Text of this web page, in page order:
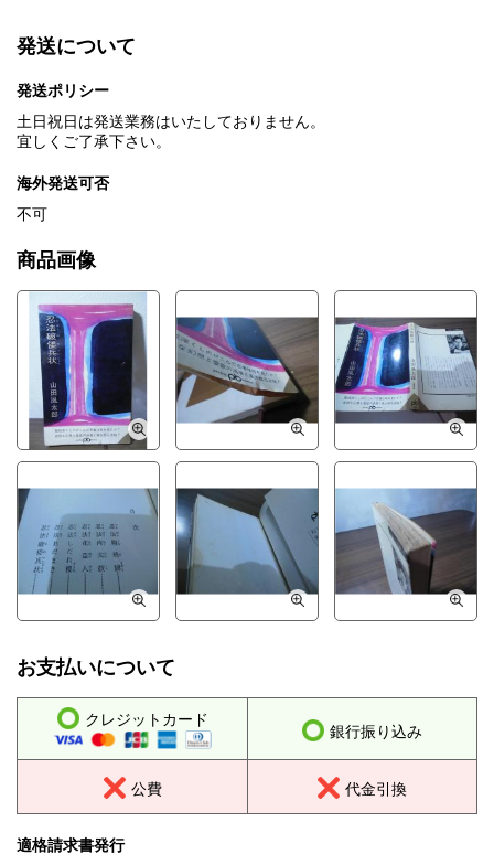
発送について
発送ポリシー
土日祝日は発送業務はいたしておりません。
宜しくご了承下さい。
海外発送可否
不可
商品画像
お支払いについて
クレジットカード
銀行振り込み
公費 代金引換
適格請求書発行